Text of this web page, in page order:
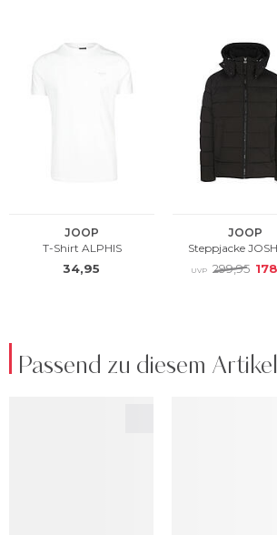
Passend zu diesem Artikel